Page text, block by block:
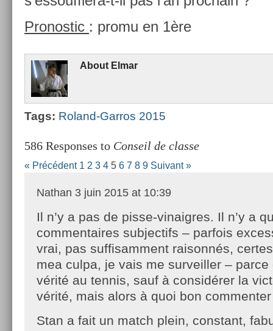
Pro­nos­tic : promu en 1ère
About Elmar
Tags: Roland-Garros 2015
586 Responses to Conseil de classe
« Précédent 1 2 3 4 5 6 7 8 9 Suivant »
Nathan 3 juin 2015 at 10:39
Il n’y a pas de pisse-vinaigres. Il n’y a
commentaires subjectifs – parfois
vrai, pas suffisamment raisonnés,
mea culpa, je vais me surveiller – parce
vérité au tennis, sauf à considérer la
vérité, mais alors à quoi bon
Stan a fait un match plein, constant,